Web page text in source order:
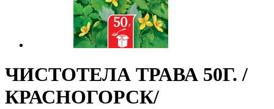
ЧИСТОТЕЛА ТРАВА 50Г. /
КРАСНОГОРСК/